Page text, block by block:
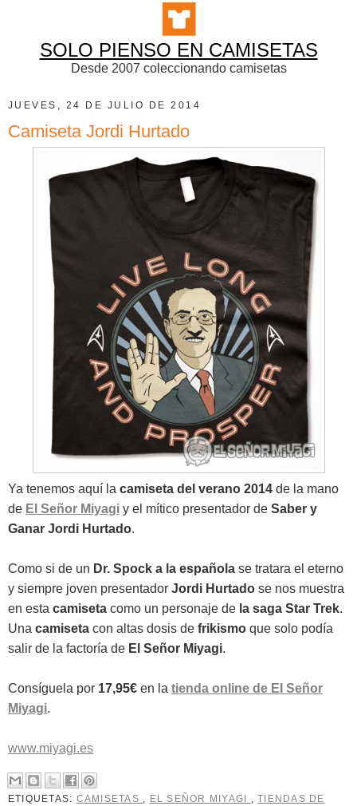
SOLO PIENSO EN CAMISETAS
Desde 2007 coleccionando camisetas
JUEVES, 24 DE JULIO DE 2014
Camiseta Jordi Hurtado
Ya tenemos aquí la camiseta del verano 2014 de la mano
de El Señor Miyagi y el mítico presentador de Saber y
Ganar Jordi Hurtado.
Como si de un Dr. Spock a la española se tratara el eterno
y siempre joven presentador Jordi Hurtado se nos muestra
en esta camiseta como un personaje de la saga Star Trek.
Una camiseta con altas dosis de frikismo que solo podía
salir de la factoría de El Señor Miyagi.
Consíguela por 17,95€ en la tienda online de El Señor
Miyagi.
www.miyagi.es
ETIQUETAS: CAMISETAS , EL SEÑOR MIYAGI ,TIENDAS DE